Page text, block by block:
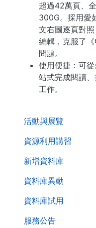
活動與展覽
資源利用講習
新增資料庫
資料庫異動
資料庫試用
服務公告
超過42萬頁、
300G。採用愛
文右圖逐頁對
編輯，克服了
問題。
使用便捷：可
站式完成閱讀
工作。